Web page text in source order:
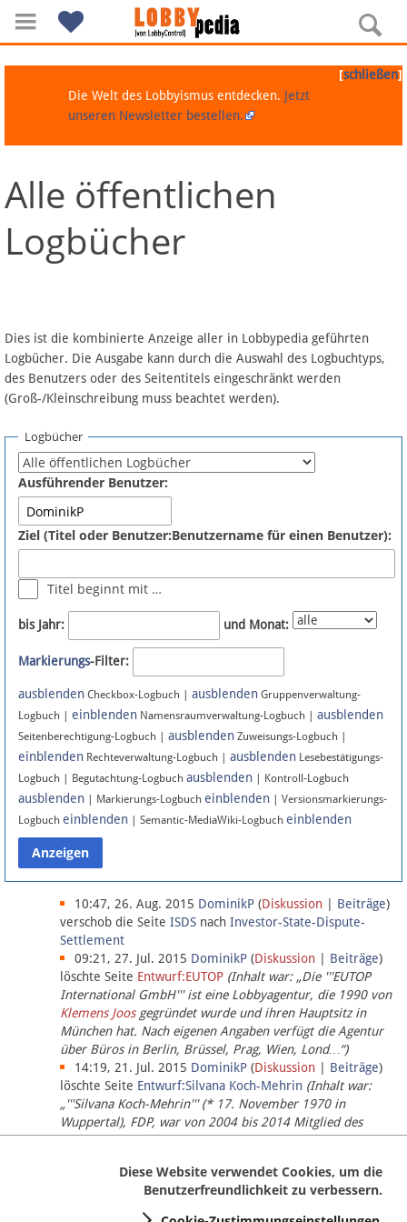
Navigation
Über Lobbypedia
Artikel nach Kategorien
FAQ
Fördermitglied werden
Fehler melden
Newsletter
Bluesky
Facebook
Instagram
Anmelden
Datenschutz
Über Lobbypedia
Impressum
[schließen]
Die Welt des Lobbyismus entdecken. Jetzt
unseren Newsletter bestellen.
Alle öffentlichen
Logbücher
Dies ist die kombinierte Anzeige aller in Lobbypedia geführten
Logbücher. Die Ausgabe kann durch die Auswahl des Logbuchtyps,
des Benutzers oder des Seitentitels eingeschränkt werden
(Groß-/Kleinschreibung muss beachtet werden).
Logbücher
Ausführender Benutzer:
Ziel (Titel oder Benutzer:Benutzername für einen Benutzer):
Titel beginnt mit …
bis Jahr: und Monat:
Markierungs-Filter:
ausblenden Checkbox-Logbuch | ausblenden Gruppenverwaltung-
Logbuch | einblenden Namensraumverwaltung-Logbuch | ausblenden
Seitenberechtigung-Logbuch | ausblenden Zuweisungs-Logbuch |
einblenden Rechteverwaltung-Logbuch | ausblenden Lesebestätigungs-
Logbuch | Begutachtung-Logbuch ausblenden | Kontroll-Logbuch
ausblenden | Markierungs-Logbuch einblenden | Versionsmarkierungs-
Logbuch einblenden | Semantic-MediaWiki-Logbuch einblenden
10:47, 26. Aug. 2015 DominikP (Diskussion Beiträge)
verschob die Seite ISDS nach Investor-State-Dispute-
Settlement
09:21, 27. Jul. 2015 DominikP (Diskussion Beiträge)
löschte Seite Entwurf:EUTOP (Inhalt war: „Die '''EUTOP
International GmbH''' ist eine Lobbyagentur, die 1990 von
Klemens Joosgegründet wurde und ihren Hauptsitz in
München hat. Nach eigenen Angaben verfügt die Agentur
über Büros in Berlin, Brüssel, Prag, Wien, Lond…“)
14:19, 21. Jul. 2015 DominikP (Diskussion Beiträge)
löschte Seite Entwurf:Silvana Koch-Mehrin (Inhalt war:
„'''Silvana Koch-Mehrin''' (* 17. November 1970 in
Wuppertal), FDP, war von 2004 bis 2014 Mitglied des
Europäischen Parlaments, seit November 2014 ist sie für
Diese Website verwendet Cookies, um die
Benutzerfreundlichkeit zu verbessern.